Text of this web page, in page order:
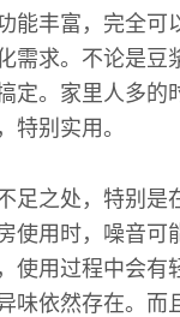
能丰富，完全可
需求。不论是豆
定。家里人多的
特别实用。
足之处，特别是
使用时，噪音可
使用过程中会有
味依然存在。而